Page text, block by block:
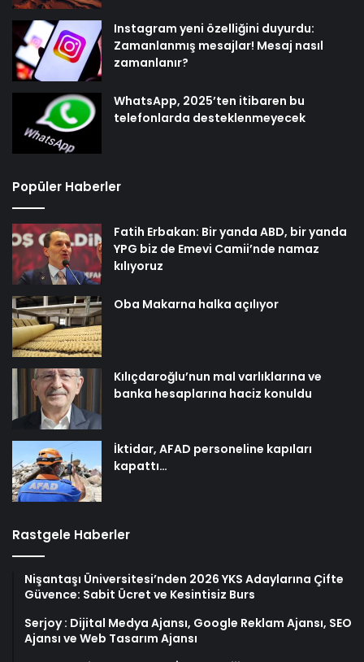
Instagram yeni özelliğini duyurdu:
Zamanlanmış mesajlar! Mesaj nasıl
zamanlanır?
WhatsApp, 2025’ten itibaren bu
telefonlarda desteklenmeyecek
Popüler Haberler
Fatih Erbakan: Bir yanda ABD, bir yanda
YPG biz de Emevi Camii’nde namaz
kılıyoruz
Oba Makarna halka açılıyor
Kılıçdaroğlu’nun mal varlıklarına ve
banka hesaplarına haciz konuldu
İktidar, AFAD personeline kapıları
kapattı…
Rastgele Haberler
Nişantaşı Üniversitesi’nden 2026 YKS Adaylarına Çifte
Güvence: Sabit Ücret ve Kesintisiz Burs
Serjoy : Dijital Medya Ajansı, Google Reklam Ajansı, SEO
Ajansı ve Web Tasarım Ajansı